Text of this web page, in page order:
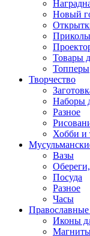
Новый
Приколы
Товары
Топперы
Творчество
Наборы
Разное
Хобби и
Вазы
Посуда
Разное
Часы
Иконы